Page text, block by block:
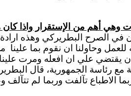
وهي أهم من الإستقرار واذا
في الصرح البطريركي وهذه
وحاولنا ان نقوم بما علينا
يقتضي علي ان افعله ومرت
مع رئاسة الجمهورية، قال
الاطباع تآلفت وربما لم